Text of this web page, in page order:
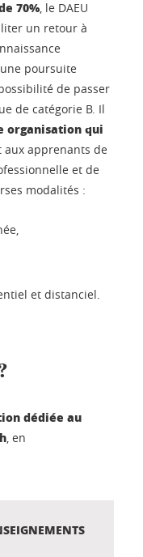
70% , le DAEU
un retour à
poursuite
de passer
de catégorie B. Il
organisation qui
aux apprenants de
et de
modalités :
et distanciel.
dédiée au
, en